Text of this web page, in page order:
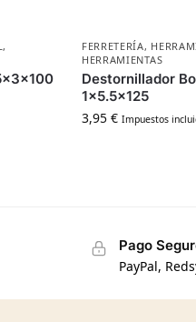
,
FERRETERÍA,
HERRAMIENTAS
Destornillador
1×5.5×125
3,95 € Impuestos
Pago
PayPal,